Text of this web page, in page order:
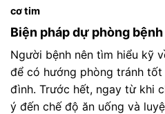
cơ tim
Biện pháp dự phòng bệnh
Người bệnh nên tìm hiểu kỹ
để có hướng phòng tránh
đình. Trước hết, ngay từ khi
ý đến chế độ ăn uống và